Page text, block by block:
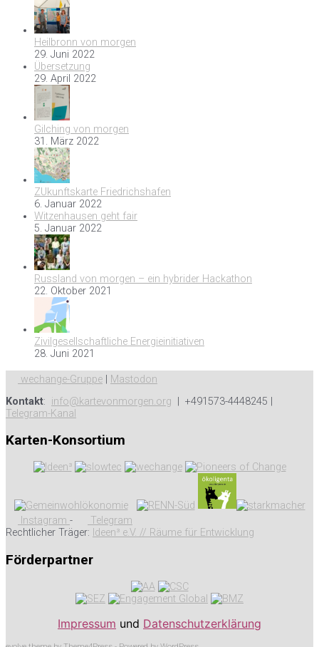
Heilbronn von morgen
29. Juni 2022
Übersetzung
29. April 2022
Gilching von morgen
31. März 2022
ZUkunftskarte Friedrichshafen
6. Januar 2022
Witzenhausen geht fair
5. Januar 2022
Russland von morgen – ein hybrider Hackathon
22. Oktober 2021
Zivilgesellschaftliche Energieinitiativen
28. Juni 2021
wechange-Gruppe
Mastodon
Kontakt: info@kartevonmorgen.org | +491573-4448245 |
Telegram-Kanal
Karten-Konsortium
Instagram -
Telegram
Rechtlicher Träger: Ideen³ e.V. // Räume für Entwicklung
Förderpartner
Impressum und Datenschutzerklärung